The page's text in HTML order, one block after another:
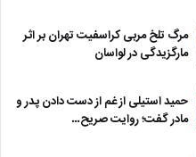
مرگ تلخ مربی کراسفیت تهران بر اثر
مارگزیدگی در لواسان
حمید استیلی از غم از دست دادن پدر و
مادر گفت؛ روایت صریح…